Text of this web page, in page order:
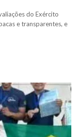
do Exército
e transparentes, e